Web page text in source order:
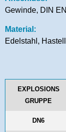
Gewinde, DIN
Material:
Edelstahl,
EXPLOSIONS
GRUPPE
DN6